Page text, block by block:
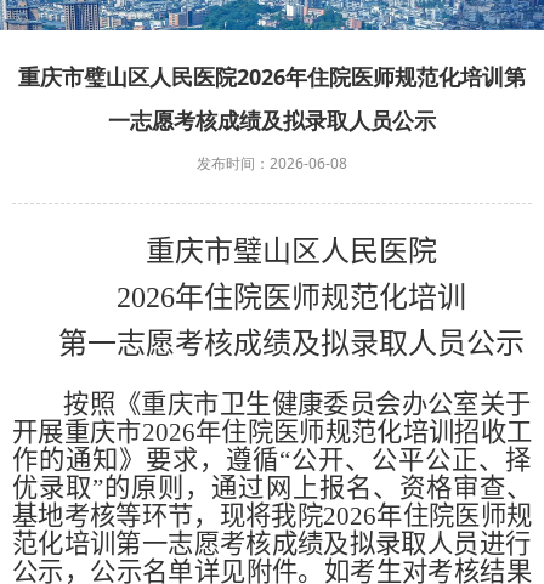
重庆市璧山区人民医院2026年住院医师规范化培训第
一志愿考核成绩及拟录取人员公示
发布时间：2026-06-08
重庆市璧山区人民医院
2026年住院医师规范化培训
第一志愿考核成绩及拟录取人员公示
按照《重庆市卫生健康委员会办公室关于
开展重庆市2026年住院医师规范化培训招收工
作的通知 》要求，遵循“公开、公平公正、择
优录取”的原则，通过网上报名、资格审查、
基地考核等环节，现将我院2026年住院医师规
范化培训第一志愿考核成绩及拟录取人员进行
公示， 公示名单详见附件。如考生对考核结果